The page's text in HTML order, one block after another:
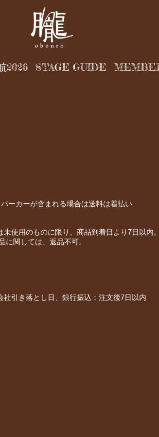
2026 STAGE GUIDE
ーカーが含まれる場合は送料は着払い
使用のものに限り、商品到着日より7日以内
関しては、返品不可。
引き落とし日、銀行振込：注文後7日以内